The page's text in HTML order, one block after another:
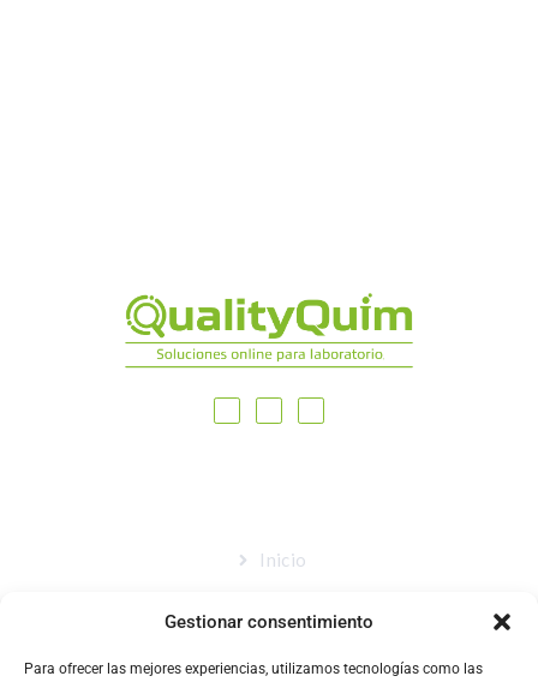
Gestionar consentimiento
Para ofrecer las mejores experiencias, utilizamos tecnologías como las
Inicio